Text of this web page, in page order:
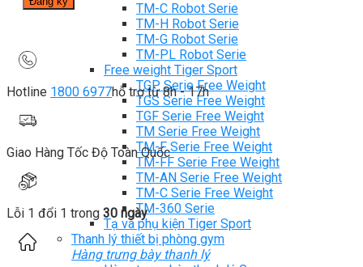
TM-C Robot Serie
TM-H Robot Serie
TM-G Robot Serie
TM-PL Robot Serie
Free weight Tiger Sport
TGP Serie Free Weight
TGS Serie Free Weight
TGF Serie Free Weight
TM Serie Free Weight
TM-F Serie Free Weight
TM-FF Serie Free Weight
TM-AN Serie Free Weight
TM-C Serie Free Weight
TM-360 Serie
Tạ và phụ kiện Tiger Sport
Thanh lý thiết bị phòng gym
Hàng trưng bày thanh lý
Hotline 1800 6977hỗ trợ từ 8h - 17h
Giao Hàng Tốc Độ Toàn Quốc
Lỗi 1 đổi 1 trong 30 ngày